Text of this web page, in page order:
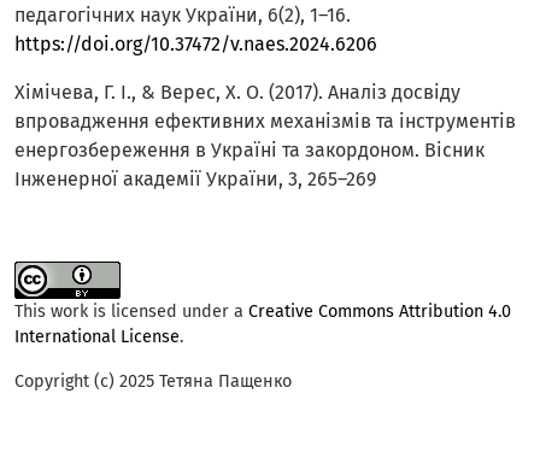
педагогічних наук України, 6(2), 1–16.
https://doi.org/10.37472/v.naes.2024.6206
Хімічева, Г. І., & Верес, Х. О. (2017). Аналіз досвіду
впровадження ефективних механізмів та інструментів
енергозбереження в Україні та закордоном. Вісник
Інженерної академії України, 3, 265–269
This work is licensed under a Creative Commons Attribution 4.0
International License.
Copyright (c) 2025 Тетяна Пащенко